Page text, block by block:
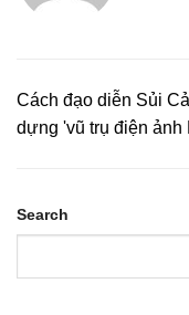
Cách đạo diễn Sủi
dựng 'vũ trụ điện ảnh
Search